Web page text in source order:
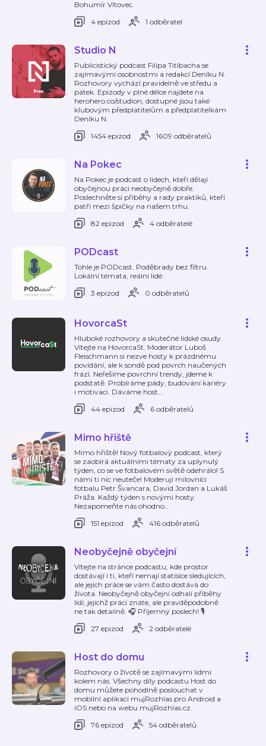
Bohumír Vítovec.
4 epizod
1 odběratel
Studio N
Publicistický podcast Filipa Titlbacha se
zajímavými osobnostmi a redakcí Deníku N.
Rozhovory vychází pravidelně ve středu a
pátek. Epizody v plné délce najdete na
herohero.co/studion, dostupné jsou také
klubovým předplatitelům a předplatitelkám
Deníku N.
1454 epizod
1609 odběratelů
Na Pokec
Na Pokec je podcast o lidech, kteří dělají
obyčejnou práci neobyčejně dobře.
Poslechněte si příběhy a rady praktiků, kteří
patří mezi špičky na našem trhu.
82 epizod
4 odběratelé
PODcast
Tohle je PODcast. Poděbrady bez filtru.
Lokální témata, reální lidé.
3 epizod
0 odběratelů
HovorcaSt
Hluboké rozhovory a skutečné lidské osudy.
Vítejte na HovorcaSt. Moderátor Luboš
Fleischmann si nezve hosty k prázdnému
povídání, ale k sondě pod povrch naučených
frází. Neřešíme povrchní trendy, jdeme k
podstatě. Probíráme pády, budování kariéry
i motivaci. Dáváme host…
44 epizod
6 odběratelů
Mimo hřiště
Mimo hřiště! Nový fotbalový podcast, který
se zaobírá aktuálními tématy za uplynulý
týden, co se ve fotbalovém světě odehrálo! S
námi ti nic neuteče! Moderují milovníci
fotbalu Petr Švancara, David Jordan a Lukáš
Práža. Každý týden s novými hosty.
Nezapomeňte nás ohodno…
151 epizod
416 odběratelů
Neobyčejně obyčejní
Vítejte na stránce podcastu, kde prostor
dostávají i ti, kteří nemají statisíce sledujících,
ale jejich práce se vám často dostává do
života. Neobyčejně obyčejní odhalí příběhy
lidí, jejichž práci znáte, ale pravděpodobně
ne tak detailně. 🎧 Příjemný poslech! 🎙️
27 epizod
2 odběratelé
Host do domu
Rozhovory o životě se zajímavými lidmi
kolem nás. Všechny díly podcastu Host do
domu můžete pohodlně poslouchat v
mobilní aplikaci mujRozhlas pro Android a
iOS nebo na webu mujRozhlas.cz.
76 epizod
54 odběratelů